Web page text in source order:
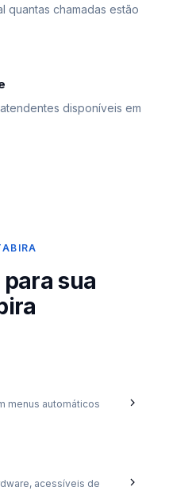
quantas chamadas estão
disponíveis em
sua
menus automáticos
acessíveis de